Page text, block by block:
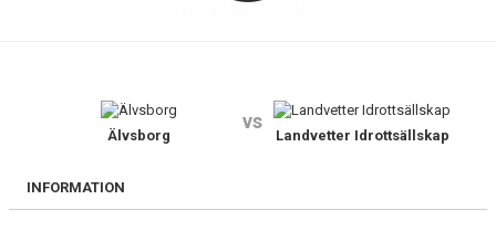
DOKUMENT
Älvsborg
vs
Landvetter Idrottsällskap
INFORMATION